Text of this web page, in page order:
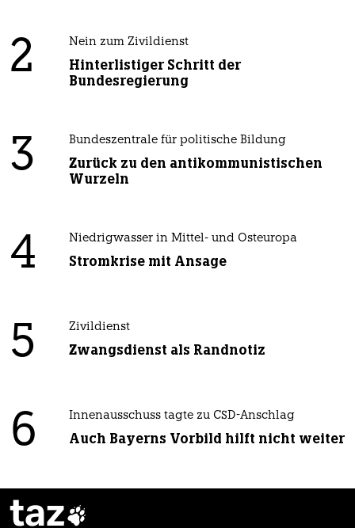
2 Nein zum Zivildienst
Hinterlistiger Schritt der
Bundesregierung
3 Bundeszentrale für politische Bildung
Zurück zu den antikommunistischen
Wurzeln
4 Niedrigwasser in Mittel- und Osteuropa
Stromkrise mit Ansage
5 Zivildienst
Zwangsdienst als Randnotiz
6 Innenausschuss tagte zu CSD-Anschlag
Auch Bayerns Vorbild hilft nicht weiter
taz